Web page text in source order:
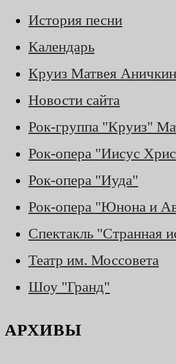
История песни
Календарь
Круиз Матвея
Новости сайта
Рок-группа "Круиз"
Рок-опера "Иисус
Рок-опера "Иуда"
Рок-опера "Юнона и
Спектакль "Странная
Театр им. Моссовета
Шоу "Гранд"
АРХИВЫ